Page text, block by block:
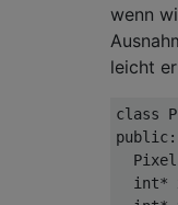
wenn
leicht
class
public :
int*